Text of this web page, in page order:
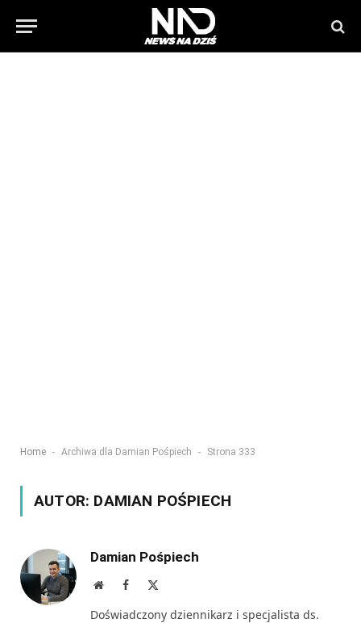
Home - Archiwa dla Damian Pośpiech - Strona 333
AUTOR: DAMIAN POŚPIECH
Damian Pośpiech
WebsiteFacebook
Doświadczony dziennikarz i specjalista ds.